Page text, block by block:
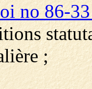
no 86-
;